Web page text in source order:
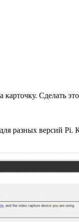
карточку. Сделать
разных версий